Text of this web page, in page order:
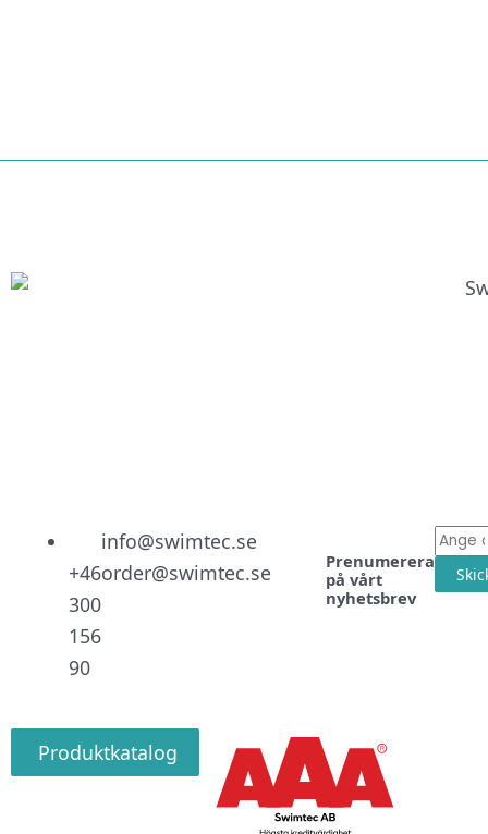
+46
300
156
90
info@swimtec.se
order@swimtec.se
Prenumerera
på vårt
nyhetsbrev
E-
post
Produktkatalog